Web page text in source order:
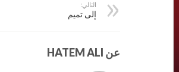
التالي:
إلى تميم
عن HATEM ALI